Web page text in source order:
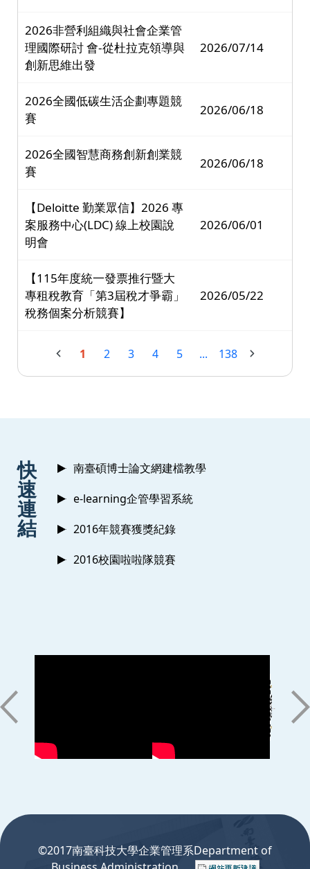
2026非營利組織與社會企業管
理國際研討 會-從杜拉克領導與
創新思維出發
2026/07/14
2026全國低碳生活企劃專題競
賽
2026/06/18
2026全國智慧商務創新創業競
賽
2026/06/18
【Deloitte 勤業眾信】2026 專
案服務中心(LDC) 線上校園說
明會
2026/06/01
【115年度統一發票推行暨大
專租稅教育「第3屆稅才爭霸」
稅務個案分析競賽】
2026/05/22
1 2 3 4 5 ... 138
快
速
連
結
南臺碩博士論文網建檔教學
e-learning企管學習系統
2016年競賽獲獎紀錄
2016校園啦啦隊競賽
©2017南臺科技大學企業管理系Department of